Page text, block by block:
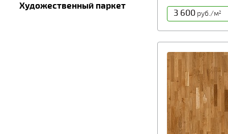
Художественный паркет
3 600руб./м2